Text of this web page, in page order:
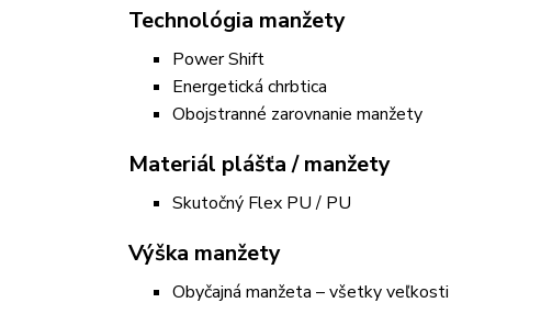
Technológia manžety
Power Shift
Energetická chrbtica
Obojstranné zarovnanie manžety
Materiál plášťa / manžety
Skutočný Flex PU / PU
Výška manžety
Obyčajná manžeta – všetky veľkosti